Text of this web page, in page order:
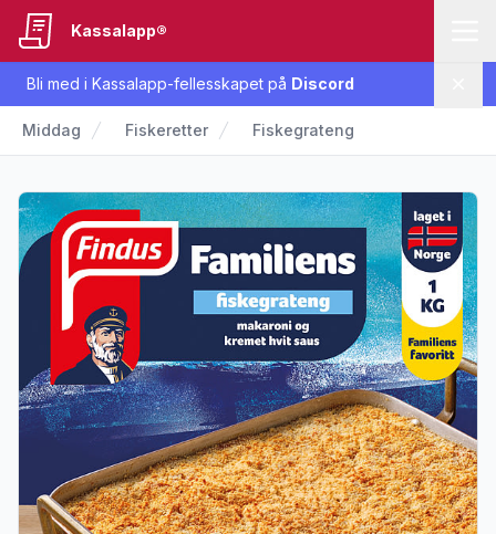
Bli med i Kassalapp-fellesskapet på Discord
Kassalapp®
Middag Fiskeretter Fiskegrateng